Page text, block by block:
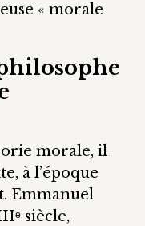
« morale
morale, il
à l’époque
Emmanuel
siècle,